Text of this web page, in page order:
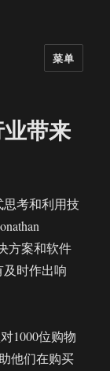
菜单
带来
思考和利用技
方案和软件
时作出响
1000位购物
他们在购买